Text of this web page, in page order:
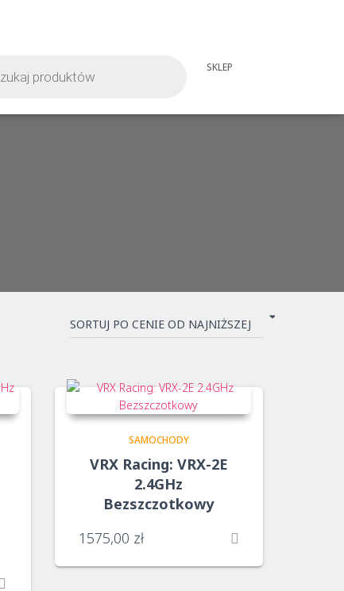
SKLEP
SAMOCHODY
VRX Racing: VRX-2E
2.4GHz
Bezszczotkowy
1575,00 zł